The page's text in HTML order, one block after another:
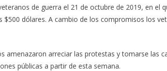
de guerra el 21 de octubre de 2019, en el
$500 dólares. A cambio de los compromisos los
amenazaron arreciar las protestas y tomarse las
públicas a partir de esta semana.